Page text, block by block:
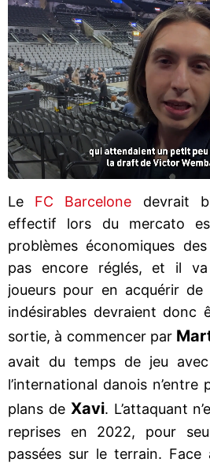
Le FC Barcelone devrait
effectif lors du mercato
problèmes économiques des
pas encore réglés, et il
joueurs pour en acquérir de
indésirables devraient donc
sortie, à commencer par
avait du temps de jeu avec
l’international danois
plans de Xavi. L’attaquant
reprises en 2022, pour
passées sur le terrain.